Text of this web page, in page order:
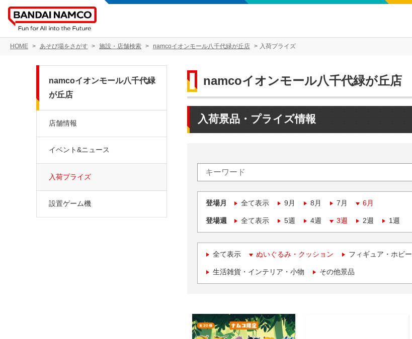
HOME あそび場をさがす 施設・店舗検索 namcoイオンモール八千代緑が丘店 入荷プライズ
namcoイオンモール八千代緑が丘店
入荷景品・プライズ情報
登場月 全て表示 9月 8月 7月 6月
登場週 全て表示 5週 4週 3週 2週 1週
全て表示 ぬいぐるみ・クッション フィギュア・ホビー
生活雑貨・インテリア・小物 その他景品
namcoイオンモール八千代緑
が丘店
店舗情報
イベント&ニュース
入荷プライズ
設置ゲーム機